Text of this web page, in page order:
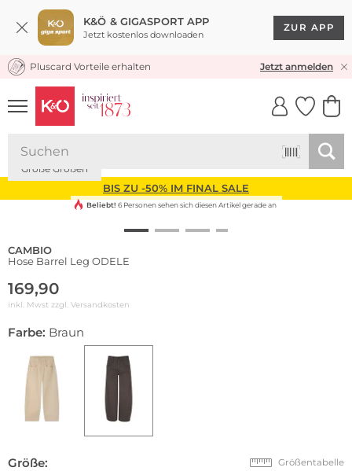
K&Ö & GIGASPORT APP
Jetzt kostenlos downloaden
ZUR APP
KOSTENLOSER VERSAND* & RÜCKVERSAND
Pluscard Vorteile erhalten Jetzt anmelden
UNSERE APP
CLICK &
BIS ZU -50% IM FINAL SALE
Große Größen
Beliebt! 6 Personen sehen sich diesen Artikel gerade an
CAMBIO
Hose Barrel Leg ODELE
169,90
inkl. Mwst zzgl. Versandkosten
Farbe: Braun
Größe: Größentabelle